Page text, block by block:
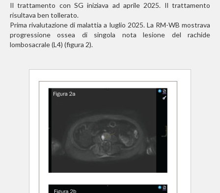
Il trattamento con SG iniziava ad aprile 2025. Il trattamento
risultava ben tollerato.
Prima rivalutazione di malattia a luglio 2025. La RM-WB mostrava
progressione ossea di singola nota lesione del rachide
lombosacrale (L4) (figura 2).